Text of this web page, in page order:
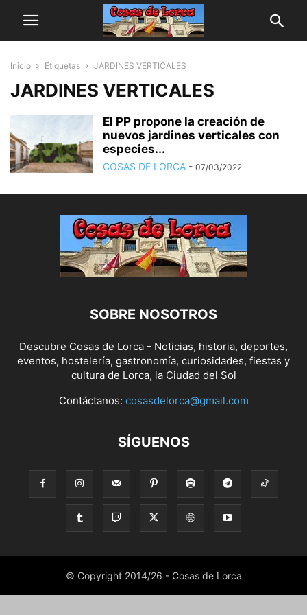
Inicio Etiquetas JARDINES VERTICALES
JARDINES VERTICALES
El PP propone la creación de
nuevos jardines verticales con
especies...
COSAS DE LORCA - 07/03/2022
SOBRE NOSOTROS
Descubre Cosas de Lorca - Noticias, historia, deportes,
eventos, hostelería, gastronomía, curiosidades, fiestas y
cultura de Lorca, la Ciudad del Sol
Contáctanos: cosasdelorca@gmail.com
SÍGUENOS
© Copyright 2014/26 - Cosas de Lorca